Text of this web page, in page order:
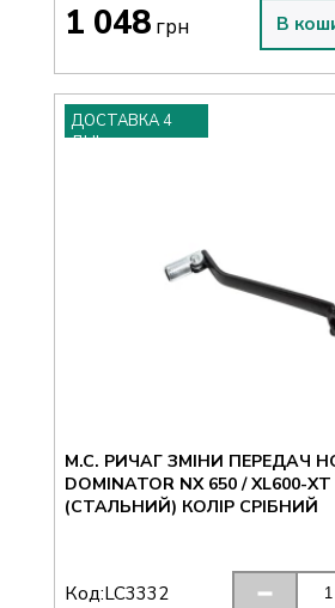
1 048 грн В
ДОСТАВКА 4
ДНІ
M.C. РИЧАГ ЗМІНИ ПЕРЕДАЧ
DOMINATOR NX 650 / XL600-
(СТАЛЬНИЙ) КОЛІР СРІБНИЙ
Код:LC3332